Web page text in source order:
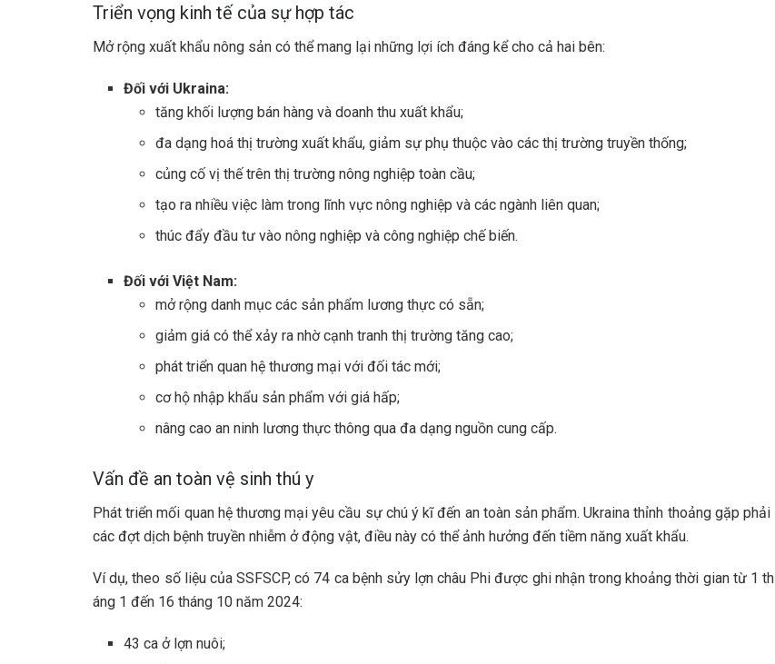
Triển vọng kinh tế của sự hợp tác
Mở rộng xuất khẩu nông sản có thể mang lại những lợi ích đáng kể cho cả hai bên:
Đối với Ukraina:
tăng khối lượng bán hàng và doanh thu xuất khẩu;
đa dạng hoá thị trường xuất khẩu, giảm sự phụ thuộc vào các thị trường truyền thống;
củng cố vị thế trên thị trường nông nghiệp toàn cầu;
tạo ra nhiều việc làm trong lĩnh vực nông nghiệp và các ngành liên quan;
thúc đẩy đầu tư vào nông nghiệp và công nghiệp chế biến.
Đối với Việt Nam:
mở rộng danh mục các sản phẩm lương thực có sẵn;
giảm giá có thể xảy ra nhờ cạnh tranh thị trường tăng cao;
phát triển quan hệ thương mại với đối tác mới;
cơ hộ nhập khẩu sản phẩm với giá hấp;
nâng cao an ninh lương thực thông qua đa dạng nguồn cung cấp.
Vấn đề an toàn vệ sinh thú y
Phát triển mối quan hệ thương mại yêu cầu sự chú ý kĩ đến an toàn sản phẩm. Ukraina thỉnh thoảng gặp phải
các đợt dịch bệnh truyền nhiễm ở động vật, điều này có thể ảnh hưởng đến tiềm năng xuất khẩu.
Ví dụ, theo số liệu của SSFSCP, có 74 ca bệnh sửy lợn châu Phi được ghi nhận trong khoảng thời gian từ 1 th
áng 1 đến 16 tháng 10 năm 2024:
43 ca ở lợn nuôi;